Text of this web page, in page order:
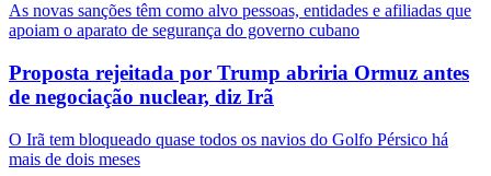
As novas sanções têm como alvo pessoas, entidades e afiliadas que
apoiam o aparato ‌de segurança do governo cubano
Proposta rejeitada por Trump abriria Ormuz antes
de negociação nuclear, diz Irã
O Irã ⁠tem ‌bloqueado quase todos os navios do Golfo Pérsico há
mais de ⁠dois meses